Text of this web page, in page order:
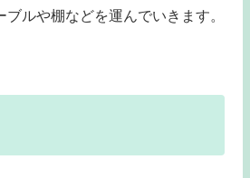
ルや棚などを運んでいきます。